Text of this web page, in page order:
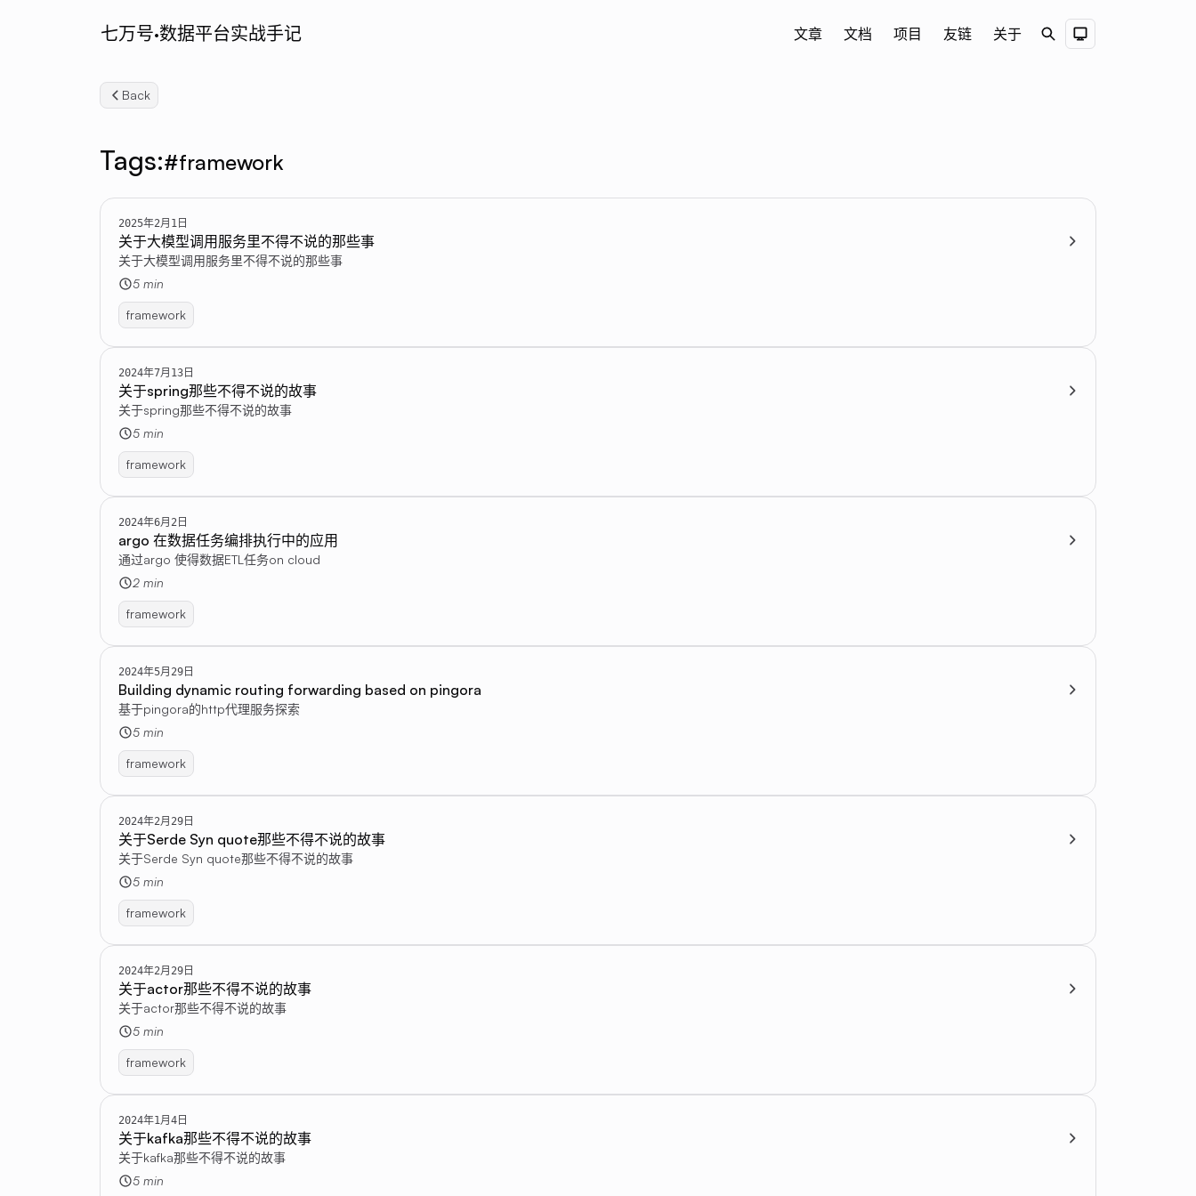
七万号·数据平台实战手记 文章 文档 项目 友链 关于 SearchDark Theme
Back
Tags:#framework
2025年2月1日
关于大模型调用服务里不得不说的那些事
关于大模型调用服务里不得不说的那些事
5 min
framework
2024年7月13日
关于spring那些不得不说的故事
关于spring那些不得不说的故事
5 min
framework
2024年6月2日
argo 在数据任务编排执行中的应用
通过argo 使得数据ETL任务on cloud
2 min
framework
2024年5月29日
Building dynamic routing forwarding based on pingora
基于pingora的http代理服务探索
5 min
framework
2024年2月29日
关于Serde Syn quote那些不得不说的故事
关于Serde Syn quote那些不得不说的故事
5 min
framework
2024年2月29日
关于actor那些不得不说的故事
关于actor那些不得不说的故事
5 min
framework
2024年1月4日
关于kafka那些不得不说的故事
关于kafka那些不得不说的故事
5 min